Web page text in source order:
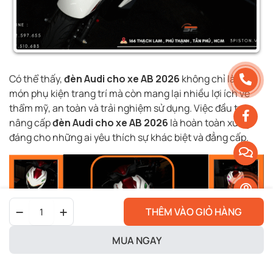
Audi
Cho
THÊM VÀO GIỎ HÀNG
MUA NGAY
Có thể thấy,đèn Audi cho xe AB 2026 không chỉ là một
món phụ kiện trang trí mà còn mang lại nhiều lợi ích về
thẩm mỹ, an toàn và trải nghiệm sử dụng. Việc đầu tư
nâng cấpđèn Audi cho xe AB 2026 là hoàn toàn xứng
đáng cho những ai yêu thích sự khác biệt và đẳng cấp.